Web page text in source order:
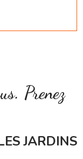
Prenez
JARDINS